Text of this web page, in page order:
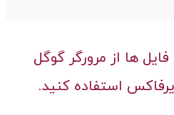
ها از مرورگر گوگل
استفاده کنید.